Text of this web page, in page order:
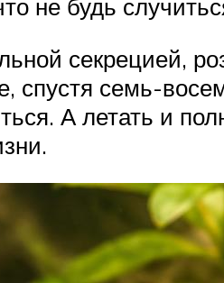
не будь
секрецией,
семь-
А летать и